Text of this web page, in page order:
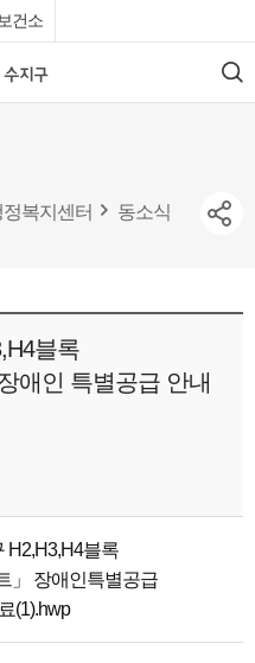
건소
검
색
복지센터 동소식
블록
애인 특별공급 안내
H2,H3,H4블록
」 장애인특별공급
(1).hwp